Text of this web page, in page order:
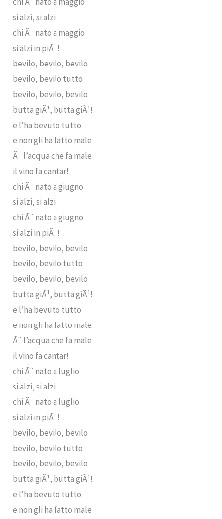
si alzi, si alzi
chi Ã¨ nato a maggio
si alzi in piÃ¨!
bevilo, bevilo, bevilo
bevilo, bevilo tutto
bevilo, bevilo, bevilo
butta giÃ¹, butta giÃ¹!
e l’ha bevuto tutto
e non gli ha fatto male
Ã¨ l’acqua che fa male
il vino fa cantar!
chi Ã¨ nato a giugno
si alzi, si alzi
chi Ã¨ nato a giugno
si alzi in piÃ¨!
bevilo, bevilo, bevilo
bevilo, bevilo tutto
bevilo, bevilo, bevilo
butta giÃ¹, butta giÃ¹!
e l’ha bevuto tutto
e non gli ha fatto male
Ã¨ l’acqua che fa male
il vino fa cantar!
chi Ã¨ nato a luglio
si alzi, si alzi
chi Ã¨ nato a luglio
si alzi in piÃ¨!
bevilo, bevilo, bevilo
bevilo, bevilo tutto
bevilo, bevilo, bevilo
butta giÃ¹, butta giÃ¹!
e l’ha bevuto tutto
e non gli ha fatto male